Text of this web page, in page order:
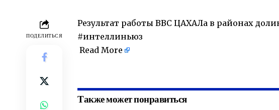
ПОДЕЛИТЬСЯ
Результат работы ВВС ЦАХАЛа в районах
#интеллиньюз
Read More
Также может понравиться